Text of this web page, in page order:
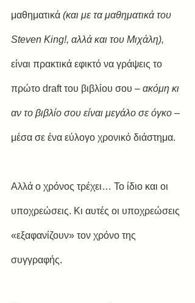
μαθηματικά (και με τα μαθηματικά του
Steven King!, αλλά και του Μιχάλη),
είναι πρακτικά εφικτό να γράψεις το
πρώτο draft του βιβλίου σου – ακόμη κι
αν το βιβλίο σου είναι μεγάλο σε όγκο –
μέσα σε ένα εύλογο χρονικό διάστημα.
Αλλά ο χρόνος τρέχει… Το ίδιο και οι
υποχρεώσεις. Κι αυτές οι υποχρεώσεις
«εξαφανίζουν» τον χρόνο της
συγγραφής.